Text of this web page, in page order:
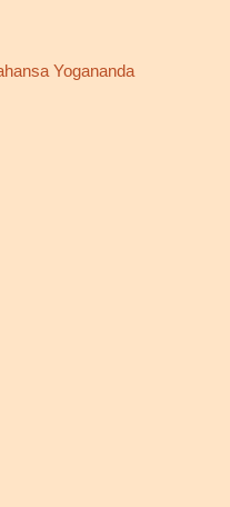
Yogananda